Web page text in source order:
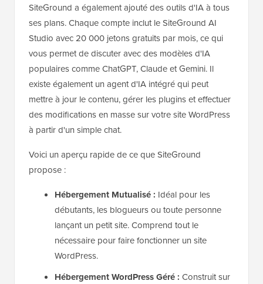
SiteGround a également ajouté des outils d'IA à tous
ses plans. Chaque compte inclut le SiteGround AI
Studio avec 20 000 jetons gratuits par mois, ce qui
vous permet de discuter avec des modèles d'IA
populaires comme ChatGPT, Claude et Gemini. Il
existe également un agent d'IA intégré qui peut
mettre à jour le contenu, gérer les plugins et effectuer
des modifications en masse sur votre site WordPress
à partir d'un simple chat.
Voici un aperçu rapide de ce que SiteGround
propose :
Hébergement Mutualisé : Idéal pour les
débutants, les blogueurs ou toute personne
lançant un petit site. Comprend tout le
nécessaire pour faire fonctionner un site
WordPress.
Hébergement WordPress Géré : Construit sur